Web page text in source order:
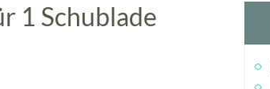
1 Schublade